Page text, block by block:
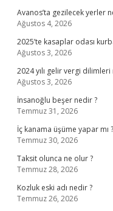
Avanos’ta gezilecek yerler
Ağustos 4, 2026
2025’te kasaplar odası
Ağustos 3, 2026
2024 yılı gelir vergi
Ağustos 3, 2026
İnsanoğlu beşer nedir ?
Temmuz 31, 2026
İç kanama üşüme yapar mı ?
Temmuz 30, 2026
Taksit olunca ne olur ?
Temmuz 28, 2026
Kozluk eski adı nedir ?
Temmuz 26, 2026